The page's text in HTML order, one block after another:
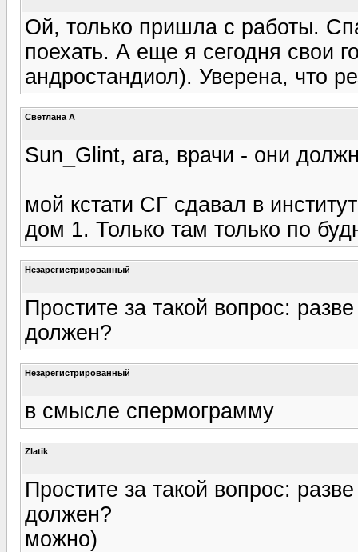
Ой, только пришла с работы.
поехать. А еще я сегодня свои
андростандиол). Уверена, что
Светлана А
Sun_Glint, ага, врачи - они
мой кстати СГ сдавал в
дом 1. Только там только по
Незарегистрированный
Простите за такой вопрос:
должен?
Незарегистрированный
в смысле спермограмму
Zlatik
Простите за такой вопрос:
должен?
можно)